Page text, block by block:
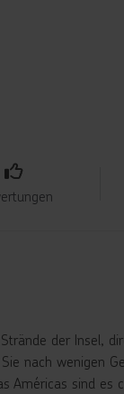
der Insel,
nach wenigen
Américas sind es